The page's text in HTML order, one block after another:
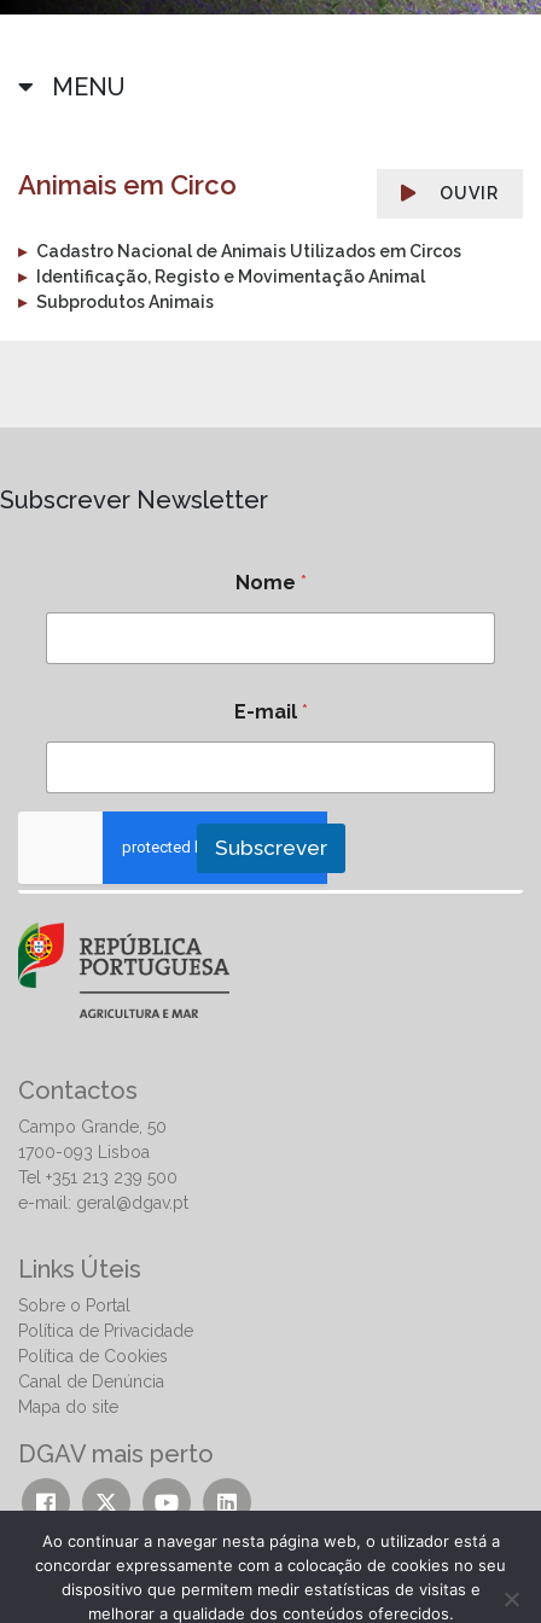
MENU
OUVIR
Animais em Circo
▸ Cadastro Nacional de Animais Utilizados em Circos
▸
Identificação, Registo e Movimentação Animal
▸ Subprodutos Animais
Subscrever Newsletter
Nome *
E-mail *
Subscrever
Contactos
Campo Grande, 50
1700-093 Lisboa
Tel +351 213 239 500
e-mail: geral@dgav.pt
Links Úteis
Sobre o Portal
Política de Privacidade
Política de Cookies
Canal de Denúncia
Mapa do site
DGAV mais perto
Ao continuar a navegar nesta página web, o utilizador está a
concordar expressamente com a colocação de cookies no seu
dispositivo que permitem medir estatísticas de visitas e
melhorar a qualidade dos conteúdos oferecidos.